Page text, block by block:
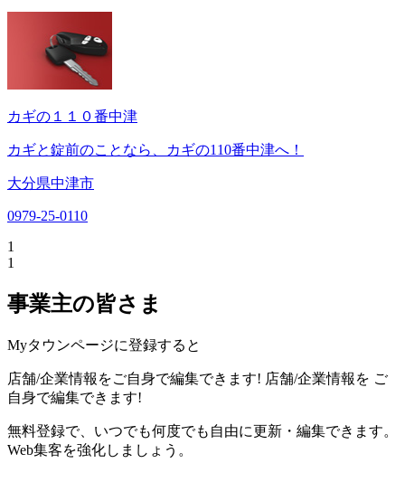
カギの１１０番中津
カギと錠前のことなら、カギの110番中津へ！
大分県中津市
0979-25-0110
1
1
事業主の皆さま
Myタウンページに登録すると
店舗/企業情報をご自身で編集できます! 店舗/企業情報を ご
自身で編集できます!
無料登録で、いつでも何度でも自由に更新・編集できます。
Web集客を強化しましょう。